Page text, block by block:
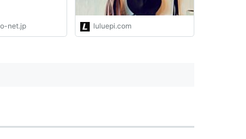
net.jp luluepi.com